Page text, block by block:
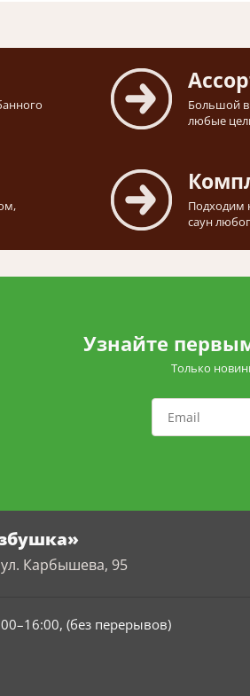
Большой
любые
Подходим
саун
Узнайте
Только
ул. Карбышева, 95
(без перерывов)